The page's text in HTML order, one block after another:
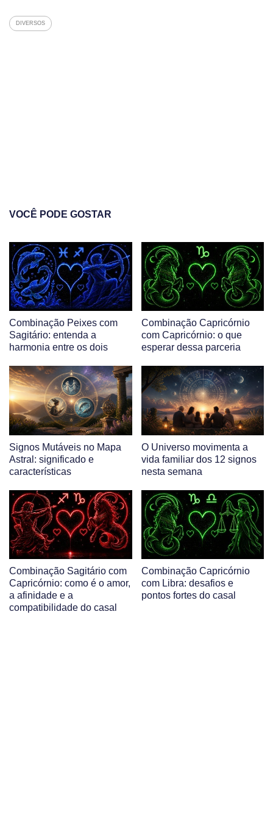
DIVERSOS
VOCÊ PODE GOSTAR
Combinação Peixes com
Sagitário: entenda a
harmonia entre os dois
Combinação Capricórnio
com Capricórnio: o que
esperar dessa parceria
Signos Mutáveis no Mapa
Astral: significado e
características
O Universo movimenta a
vida familiar dos 12 signos
nesta semana
Combinação Sagitário com
Capricórnio: como é o amor,
a afinidade e a
compatibilidade do casal
Combinação Capricórnio
com Libra: desafios e
pontos fortes do casal